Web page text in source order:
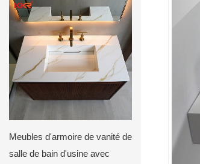
Meubles d'armoire de vanité de
salle de bain d'usine avec